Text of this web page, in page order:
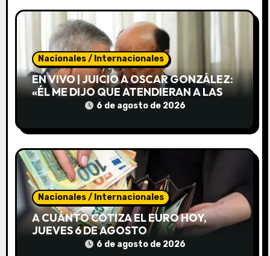
r
d
a
Nacionales / Internacionales
EN VIVO | JUICIO A OSCAR GONZÁLEZ:
«ÉL ME DIJO QUE ATENDIERAN A LAS
PERSONAS DEL OTRO VEHÍCULO»
6 de agosto de 2026
Nacionales / Internacionales
A CUÁNTO COTIZA EL EURO HOY,
JUEVES 6 DE AGOSTO
6 de agosto de 2026